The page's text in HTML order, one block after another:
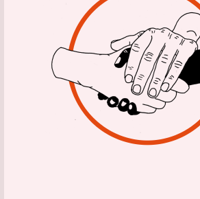
erklärt, er
Seine
habe
Kanzlerin
zu